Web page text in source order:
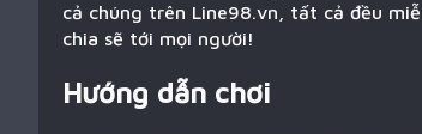
cả chúng trên Line98.vn, tất cả đều
chia sẽ tới mọi người!
Hướng dẫn chơi